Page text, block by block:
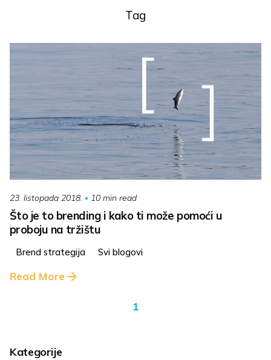
Tag
23. listopada 2018. 10 min read
Što je to brending i kako ti može pomoći u
proboju na tržištu
Brend strategija Svi blogovi
Read More
1
Kategorije